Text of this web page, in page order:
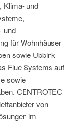
Klima- und
und
für Wohnhäuser
sowie Ubbink
Flue Systems auf
sowie
CENTROTEC
von
im